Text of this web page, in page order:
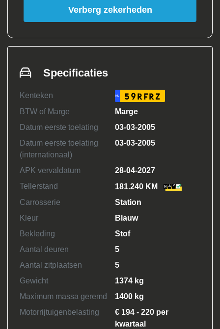
Verberg zekerheden
Specificaties
Kenteken NL 59RFRZ
BTW of Marge
Marge
Datum eerste toelating
03-03-2005
Datum eerste toelating
(internationaal)
03-03-2005
APK vervaldatum
28-04-2027
Tellerstand
181.240 KM
Carrosserie
Station
Kleur
Blauw
Bekleding
Stof
Aantal deuren
5
Aantal zitplaatsen
5
Gewicht
1374 kg
Maximum massa geremd
1400 kg
Motorrijtuigenbelasting
€ 194 - 220 per
kwartaal